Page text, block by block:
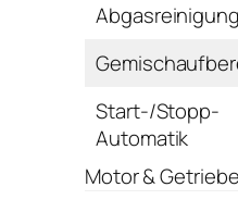
Abgasreinigung
Start-/Stopp-
Automatik
Motor & Getriebe